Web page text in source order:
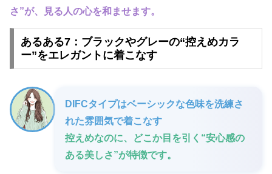
さ”が、見る人の心を和ませます。
あるある7：ブラックやグレーの“控えめカラ
ー”をエレガントに着こなす
DIFCタイプはベーシックな色味を洗練さ
れた雰囲気で着こなす
控えめなのに、どこか目を引く“安心感の
ある美しさ”が特徴です。